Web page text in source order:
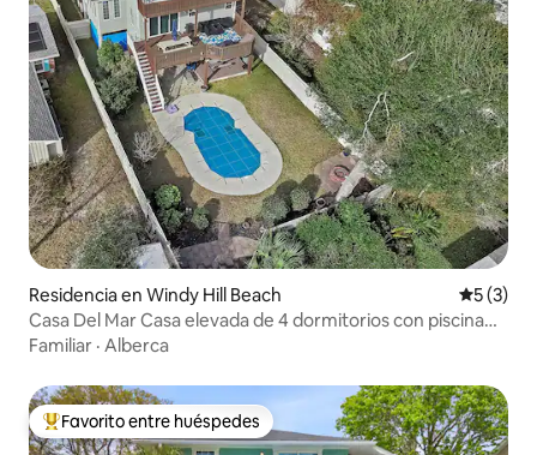
Residencia en Windy Hill Beach
5 (3)
Casa Del Mar Casa elevada de 4 dormitorios con piscina
privada
Familiar · Alberca
De los mejores en Favorito entre huéspedes
Favorito entre huéspedes